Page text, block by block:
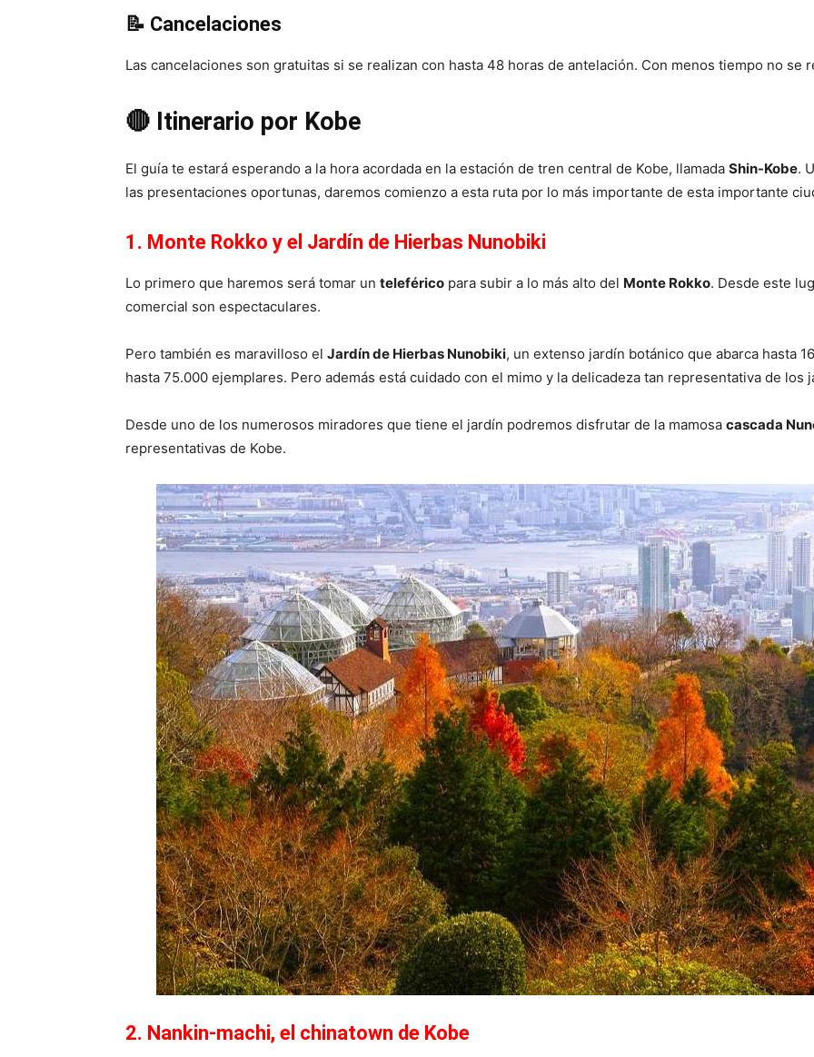
📝 Cancelaciones
Las cancelaciones son gratuitas si se realizan con hasta 48 horas de antelación. Con menos tiempo no se
🔴 Itinerario por Kobe
El guía te estará esperando a la hora acordada en la estación de tren central de Kobe, llamada Shin-Kobe.
las presentaciones oportunas, daremos comienzo a esta ruta por lo más importante de esta importante
1. Monte Rokko y el Jardín de Hierbas Nunobiki
Lo primero que haremos será tomar un teleférico para subir a lo más alto del Monte Rokko. Desde este
comercial son espectaculares.
Pero también es maravilloso el Jardín de Hierbas Nunobiki, un extenso jardín botánico que abarca hasta
hasta 75.000 ejemplares. Pero además está cuidado con el mimo y la delicadeza tan representativa de los
Desde uno de los numerosos miradores que tiene el jardín podremos disfrutar de la mamosa cascada
representativas de Kobe.
2. Nankin-machi, el chinatown de Kobe